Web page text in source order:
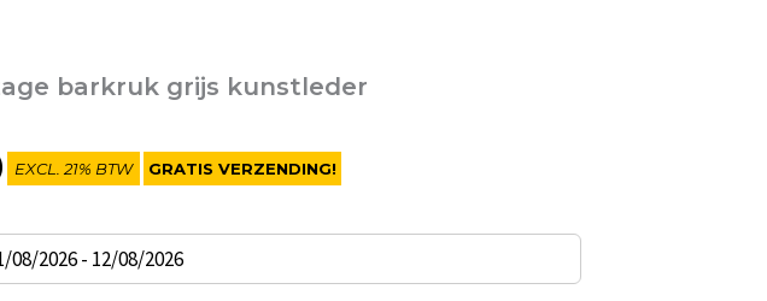
barkruk grijs kunstleder
EXCL. 21% BTW GRATIS VERZENDING!
2026 - 12/08/2026